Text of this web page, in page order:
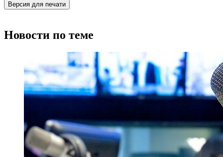
Версия для печати
Новости по теме